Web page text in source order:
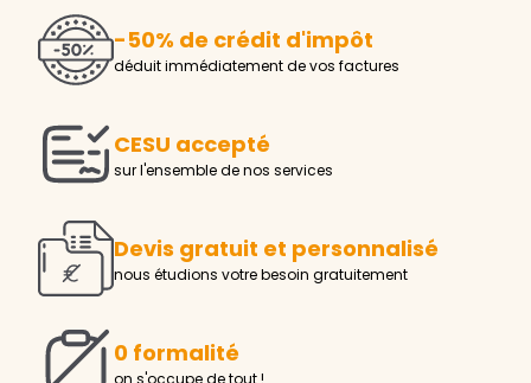
-50% de crédit d'impôt
déduit immédiatement de vos factures
CESU accepté
sur l'ensemble de nos services
Devis gratuit et personnalisé
nous étudions votre besoin gratuitement
0 formalité